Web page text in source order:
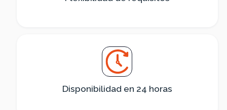
Disponibilidad en 24 horas